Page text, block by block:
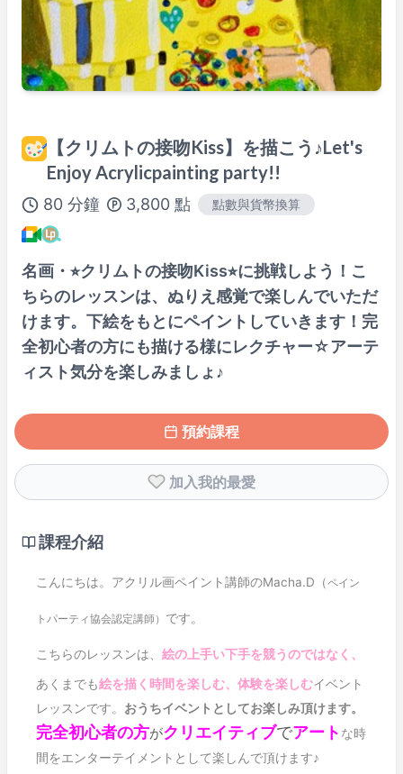
【クリムトの接吻Kiss】を描こう♪Let's
Enjoy Acrylicpainting party!!
80 分鐘 3,800點 點數與貨幣換算
名画・⭐︎クリムトの接吻Kiss⭐︎に挑戦しよう！こ
ちらのレッスンは、ぬりえ感覚で楽しんでいただ
けます。下絵をもとにペイントしていきます！完
全初心者の方にも描ける様にレクチャー☆アーテ
ィスト気分を楽しみましょ♪
預約課程
加入我的最愛
課程介紹
こんにちは。アクリル画ペイント講師のMacha.D（ペイン
トパーティ協会認定講師） です。
こちらのレッスンは、 絵の上手い下手を競うのではなく、
あくまでも絵を描く時間を楽しむ、体験を楽しむイベント
レッスンです。 おうちイベントとしてお楽しみ頂けます。
完全初心者の方がクリエイティブでアート な時
間をエンターテイメントとして楽しんで頂けます♪